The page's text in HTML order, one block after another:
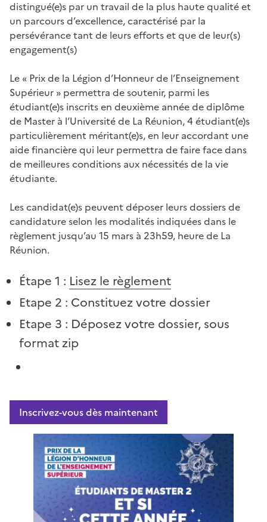
distingué(e)s par un travail de la plus haute qualité et
un parcours d’excellence, caractérisé par la
persévérance tant de leurs efforts et que de leur(s)
engagement(s)
Le « Prix de la Légion d’Honneur de l’Enseignement
Supérieur » permettra de soutenir, parmi les
étudiant(e)s inscrits en deuxième année de diplôme
de Master à l’Université de La Réunion, 4 étudiant(e)s
particulièrement méritant(e)s, en leur accordant une
aide financière qui leur permettra de faire face dans
de meilleures conditions aux nécessités de la vie
étudiante.
Les candidat(e)s peuvent déposer leurs dossiers de
candidature selon les modalités indiquées dans le
règlement jusqu’au 15 mars à 23h59, heure de La
Réunion.
Étape 1 : Lisez le règlement
Etape 2 : Constituez votre dossier
Etape 3 : Déposez votre dossier, sous
format zip
Inscrivez-vous dès maintenant